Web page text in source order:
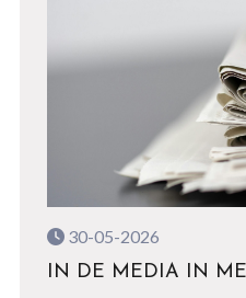
30-05-2026
IN DE MEDIA IN